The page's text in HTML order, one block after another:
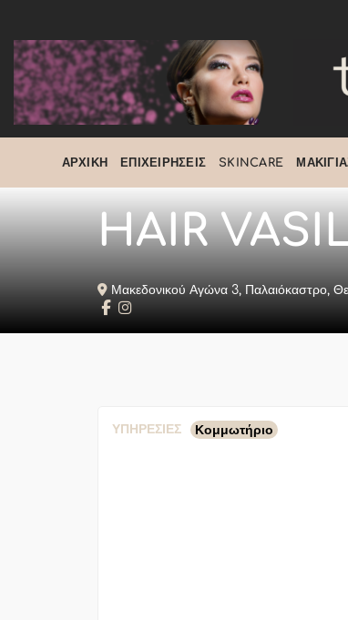
περιεχόμενο
ΑΡΧΙΚΉ ΕΠΙΧΕΙΡΉΣΕΙΣ SKINCARE
HAIR
Μακεδονικού Αγώνα 3, Παλαιόκαστρο,
ΥΠΗΡΕΣΊΕΣ Κομμωτήριο